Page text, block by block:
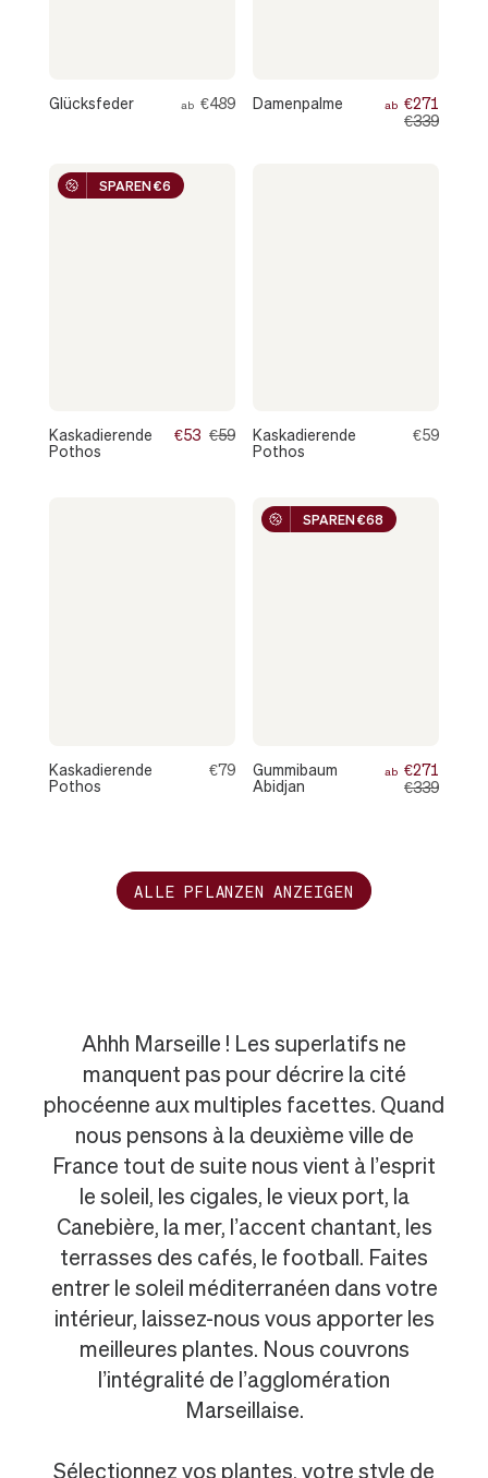
Glücksfeder ab €489 Damenpalme ab €271
€339
SPAREN €6
Kaskadierende
Pothos
€53 €59
Kaskadierende
Pothos
€59
Kaskadierende
Pothos
€79
SPAREN €68
Gummibaum
Abidjan
ab €271
€339
ALLE PFLANZEN ANZEIGEN
Ahhh Marseille ! Les superlatifs ne
manquent pas pour décrire la cité
phocéenne aux multiples facettes. Quand
nous pensons à la deuxième ville de
France tout de suite nous vient à l’esprit
le soleil, les cigales, le vieux port, la
Canebière, la mer, l’accent chantant, les
terrasses des cafés, le football. Faites
entrer le soleil méditerranéen dans votre
intérieur, laissez-nous vous apporter les
meilleures plantes. Nous couvrons
l’intégralité de l’agglomération
Marseillaise.
Sélectionnez vos plantes, votre style de